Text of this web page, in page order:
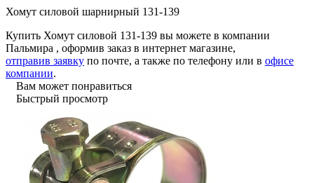
Хомут силовой шарнирный 131-139
Купить Хомут силовой 131-139 вы можете в компании
Пальмира , оформив заказ в интернет магазине,
отправив заявку по почте, а также по телефону или в офисе
компании.
Вам может понравиться
Быстрый просмотр